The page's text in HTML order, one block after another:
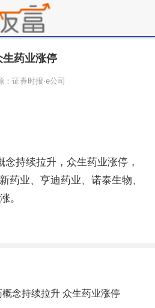
药业涨停
证券时报·e公司
念持续拉升，众生药业涨停，
药业、亨迪药业、诺泰生物、
。
概念持续拉升 众生药业涨停